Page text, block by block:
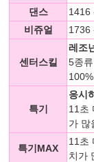
댄스
1416
비쥬얼
1736
센터스킬
레조
5종
특기
응시
11초
가 많
특기MAX
11초
치가